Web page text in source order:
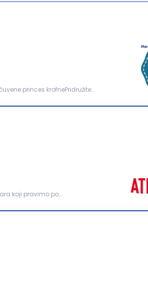
princes krofnePridružite
koji pravimo po